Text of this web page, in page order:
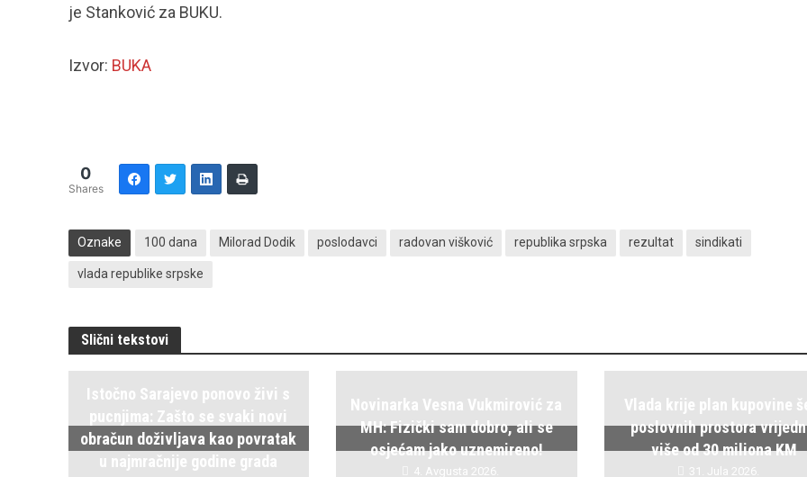
je Stanković za BUKU.
Izvor: BUKA
0
Shares
Oznake 100 dana Milorad Dodik poslodavci radovan višković republika srpska rezultat sindikati
vlada republike srpske
Slični tekstovi
Istočno Sarajevo ponovo živi s
pucnjima: Zašto se svaki novi
obračun doživljava kao povratak
u najmračnije godine grada
Novinarka Vesna Vukmirović za
MH: Fizički sam dobro, ali se
osjećam jako uznemireno!
4. Avgusta 2026.
Vlada krije plan kupovine
poslovnih prostora
više od 30 miliona KM
31. Jula 2026.